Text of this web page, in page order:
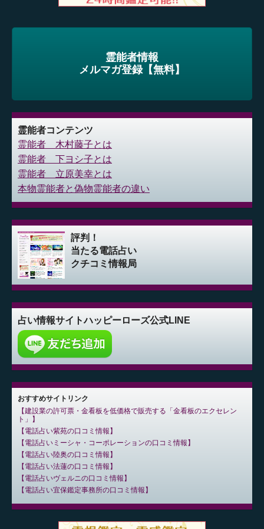
霊能者情報
メルマガ登録【無料】
霊能者コンテンツ
霊能者 木村藤子とは
霊能者 下ヨシ子とは
霊能者 立原美幸とは
本物霊能者と偽物霊能者の違い
評判！
当たる電話占い
クチコミ情報局
占い情報サイトハッピーローズ公式LINE
おすすめサイトリンク
建設業の許可票・金看板を低価格で販売する「金看板のエクセレン
ト」
電話占い紫苑の口コミ情報
電話占いミーシャ・コーポレーションの口コミ情報
電話占い陸奥の口コミ情報
電話占い法蓮の口コミ情報
電話占いヴェルニの口コミ情報
電話占い宜保鑑定事務所の口コミ情報